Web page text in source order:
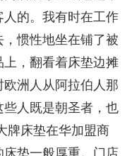
的。我有时在工作
惯性地坐在铺了被
，翻看着床垫边摊
洲人从阿拉伯人那
人既是朝圣者，也
床垫在华加盟商
垫一般厚重。门店